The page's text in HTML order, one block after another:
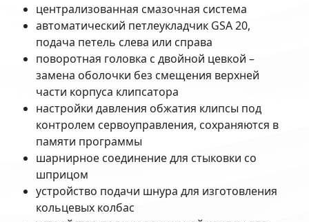
централизованная смазочная система
автоматический петлеукладчик GSA 20,
подача петель слева или справа
поворотная головка с двойной цевкой –
замена оболочки без смещения верхней
части корпуса клипсатора
настройки давления обжатия клипсы под
контролем сервоуправления, сохраняются в
памяти программы
шарнирное соединение для стыковки со
шприцом
устройство подачи шнура для изготовления
кольцевых колбас